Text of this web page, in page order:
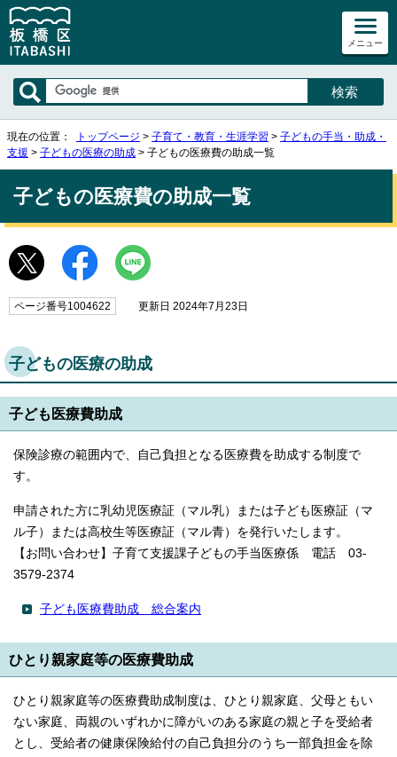
メニュー
現在の位置： トップページ > 子育て・教育・生涯学習 > 子どもの手当・助成・
支援 > 子どもの医療の助成 > 子どもの医療費の助成一覧
子どもの医療費の助成一覧
ページ番号1004622 更新日 2024年7月23日
子どもの医療の助成
子ども医療費助成
保険診療の範囲内で、自己負担となる医療費を助成する制度で
す。
申請された方に乳幼児医療証（マル乳）または子ども医療証（マ
ル子）または高校生等医療証（マル青）を発行いたします。
【お問い合わせ】子育て支援課子どもの手当医療係 電話 03-
3579-2374
子ども医療費助成 総合案内
ひとり親家庭等の医療費助成
ひとり親家庭等の医療費助成制度は、ひとり親家庭、父母ともい
ない家庭、両親のいずれかに障がいのある家庭の親と子を受給者
とし、受給者の健康保険給付の自己負担分のうち一部負担金を除